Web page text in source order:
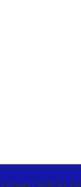
Porprov